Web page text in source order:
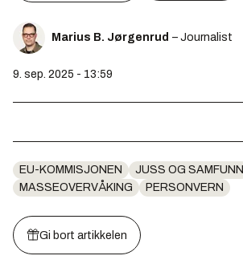
Marius B. Jørgenrud – Journalist
9. sep. 2025 - 13:59
EU-KOMMISJONEN JUSS OG SAMFUNN
MASSEOVERVÅKING
PERSONVERN
Gi bort artikkelen